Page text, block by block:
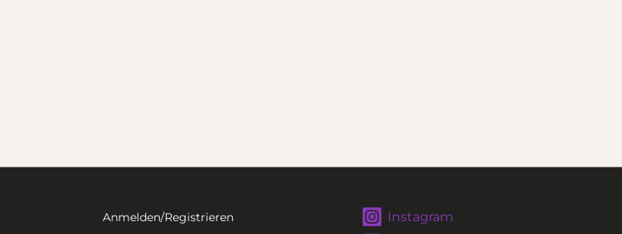
Anmelden/Registrieren
Instagram